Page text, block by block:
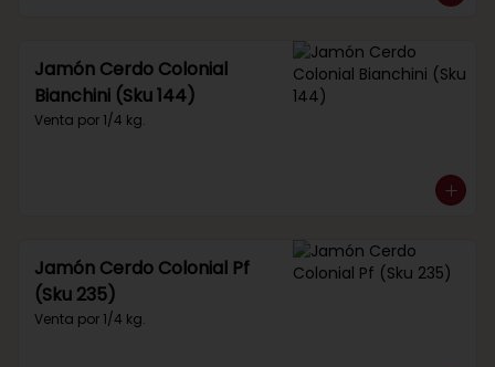
Jamón Cerdo Colonial
Bianchini (Sku 144)
Venta por 1/4 kg.
Jamón Cerdo Colonial Pf
(Sku 235)
Venta por 1/4 kg.